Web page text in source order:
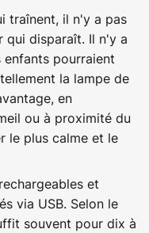
traînent, il n'y a pas
qui disparaît. Il n'y a
pourraient
la lampe de
en
ou à proximité du
le plus calme et le
et
via USB. Selon le
souvent pour dix à